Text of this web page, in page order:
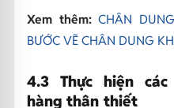
Xem thêm: CHÂN
BƯỚC VẼ CHÂN DUNG
4.3 Thực hiện
hàng thân thiết